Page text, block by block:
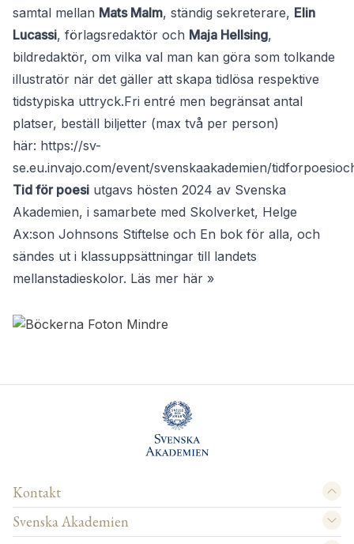
samtal mellan Mats Malm, ständig sekreterare, Elin
Lucassi, förlagsredaktör och Maja Hellsing,
bildredaktör, om vilka val man kan göra som tolkande
illustratör när det gäller att skapa tidlösa respektive
tidstypiska uttryck.Fri entré men begränsat antal
platser, beställ biljetter (max två per person)
här: https://sv-
se.eu.invajo.com/event/svenskaakademien/
Tid för poesi utgavs hösten 2024 av Svenska
Akademien, i samarbete med Skolverket, Helge
Ax:son Johnsons Stiftelse och En bok för alla, och
sändes ut i klassuppsättningar till landets
mellanstadieskolor. Läs mer här »
Kontakt
Svenska Akademien